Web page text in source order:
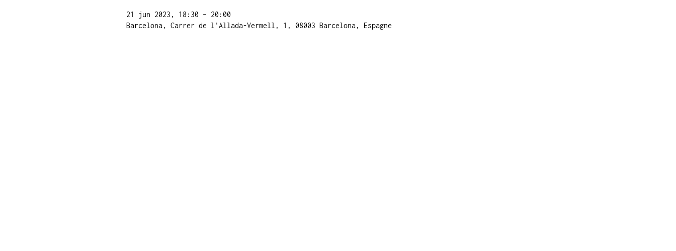
21 jun 2023, 18:30 – 20:00
Barcelona, Carrer de l'Allada-Vermell, 1, 08003 Barcelona, Espagne